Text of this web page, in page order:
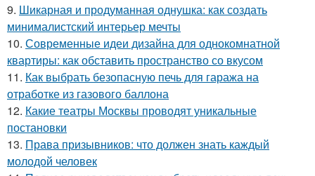
9. Шикарная и продуманная однушка: как создать
минималистский интерьер мечты
10. Современные идеи дизайна для однокомнатной
квартиры: как обставить пространство со вкусом
11. Как выбрать безопасную печь для гаража на
отработке из газового баллона
12. Какие театры Москвы проводят уникальные
постановки
13. Права призывников: что должен знать каждый
молодой человек